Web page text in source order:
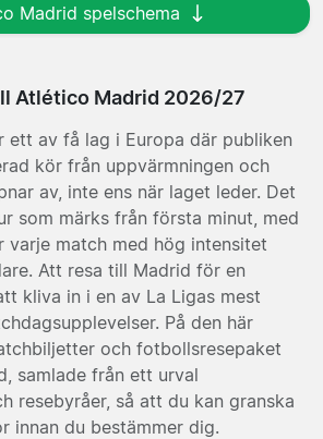
Madrid spelschema
Atlético Madrid 2026/27
ett av få lag i Europa där publiken
kör från uppvärmningen och
av, inte ens när laget leder. Det
som märks från första minut, med
varje match med hög intensitet
Att resa till Madrid för en
kliva in i en av La Ligas mest
På den här
och fotbollsresepaket
samlade från ett urval
resebyråer, så att du kan granska
innan du bestämmer dig.